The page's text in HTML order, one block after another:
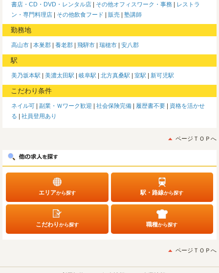
書店・CD・DVD・レンタル店 その他オフィスワーク・事務
レストラ
ン・専門料理店
その他飲食フード 販売 塾講師
勤務地
高山市 本巣郡 養老郡 飛騨市 瑞穂市 安八郡
駅
美乃坂本駅 美濃太田駅 岐阜駅 北方真桑駅 室駅 新可児駅
こだわり条件
ネイル可 副業・Ｗワーク歓迎 社会保険完備 履歴書不要
資格を活かせ
る
社員登用あり
ページＴＯＰへ
エリアから探す 駅・路線から探す
こだわりから探す 職種から探す
ページＴＯＰへ